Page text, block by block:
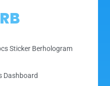
Sticker Berhologram
Dashboard